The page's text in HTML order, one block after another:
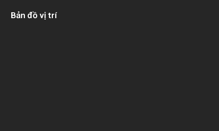
Bản đồ vị trí